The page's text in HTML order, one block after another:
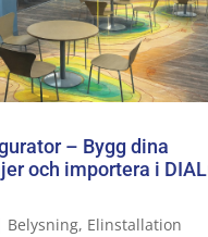
– Bygg dina
och importera i
Belysning, Elinstallation